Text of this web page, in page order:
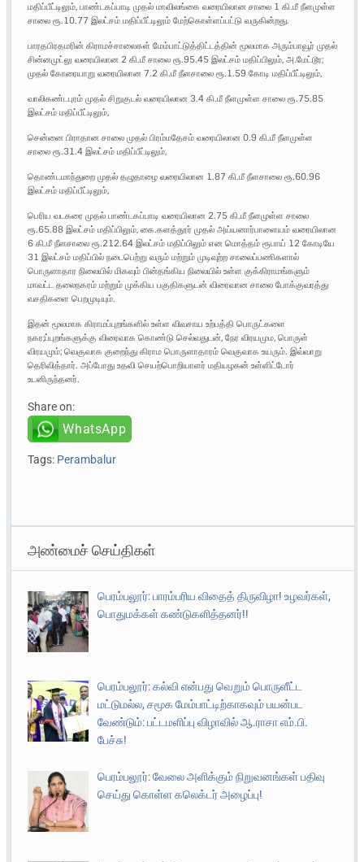
மதிப்பீட்டிலும், பாண்டகப்பாடி முதல் மாவிலங்கை வரையிலான சாலை 1 கி.மீ நீளமுள்ள
சாலை ரூ.10.77 இலட்சம் மதிப்பீட்டிலும் மேற்கொள்ளப்பட்டு வருகின்றது.
பாரதபிரதமரின் கிராமச்சாலைகள் மேம்பாட்டுத்திட்டத்தின் மூலமாக அரும்பாவூர் முதல்
சின்னமுட்லு வரையிலான 2 கி.மீ சாலை ரூ.95.45 இலட்சம் மதிப்பிலும், அ.மேட்டூர;
முதல் கோரையாறு வரையிலான 7.2 கி.மீ நீளசாலை ரூ.1.59 கோடி மதிப்பீட்டிலும்,
வாலிகண்டபுரம் முதல் சிறுகுடல் வரையிலான 3.4 கி.மீ நீளமுள்ள சாலை ரூ.75.85
இலட்சம் மதிப்பீட்டிலும்,
சென்னை பிராதான சாலை முதல் பிரம்மதேசம் வரையிலான 0.9 கி.மீ நீளமுள்ள
சாலை ரூ.31.4 இலட்சம் மதிப்பீட்டிலும்,
தொண்டமாந்துறை முதல் தழுதாழை வரையிலான 1.87 கி.மீ நீளசாலை ரூ.60.96
இலட்சம் மதிப்பீட்டிலும்,
பெரிய வடகரை முதல் பாண்டகப்பாடி வரையிலான 2.75 கி.மீ நீளமுள்ள சாலை
ரூ.65.88 இலட்சம் மதிப்பிலும், கை.களத்தூர் முதல் அய்யனார்பாளையம் வரையிலான
6 கி.மீ நீளசாலை ரூ.212.64 இலட்சம் மதிப்பிலும் என மொத்தம் ரூபாய் 12 கோடியே
31 இலட்சம் மதிப்பில் நடைபெற்று வரும் மற்றும் முடிவுற்ற சாலைப்பணிகளால்
பொருளாதார நிலையில் மிகவும் பின்தங்கிய நிலையில் உள்ள குக்கிராமங்களும்
மாவட்ட தலைநகரம் மற்றும் முக்கிய பகுதிகளுடன் விரைவான சாலை போக்குவரத்து
வசதிகளை பெறமுடியும்.
இதன் மூலமாக கிராமப்புறங்களில் உள்ள விவசாய உற்பத்தி பொருட்களை
நகர;ப்புறங்களுக்கு விரைவாக கொண்டு செல்வதுடன், நேர விரயமும, பொருள்
விரயமும்; வெகுவாக குறைந்து கிராம பொருளாதாரம் வெகுவாக உயரும். இவ்வாறு
தெரிவித்தார். அப்போது உதவி செயற்பொறியாளர் மதியழகன் உள்ளிட்டோர்
உடனிருந்தனர்.
Share on:
WhatsApp
Tags: Perambalur
அண்மைச் செய்திகள்
பெரம்பலூர்: பாரம்பரிய விதைத் திருவிழா! உழவர்கள்,
பொதுமக்கள் கண்டுகளித்தனர்!!
பெரம்பலூர்: கல்வி என்பது வெறும் பொருளீட்ட
மட்டுமல்ல, சமூக மேம்பாட்டிற்காகவும் பயன்பட
வேண்டும்: பட்டமளிப்பு விழாவில் ஆ.ராசா எம்.பி.
பேச்சு!
பெரம்பலூர்: வேலை அளிக்கும் நிறுவனங்கள் பதிவு
செய்து கொள்ள கலெக்டர் அழைப்பு!